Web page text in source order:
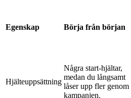
Egenskap Börja från början
Hjälteuppsättning
Några start-hjältar,
medan du långsamt
låser upp fler genom
kampanjen.